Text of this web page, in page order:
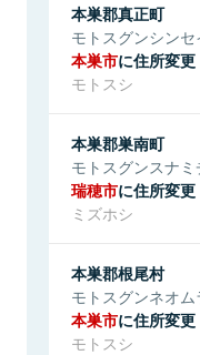
本巣郡真正町
モトスグンシンセ
本巣市に住所変更
モトスシ
本巣郡巣南町
モトスグンスナミ
瑞穂市に住所変更
ミズホシ
本巣郡根尾村
モトスグンネオム
本巣市に住所変更
モトスシ